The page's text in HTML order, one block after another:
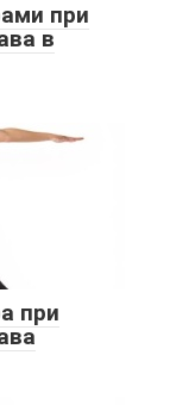
при
в
при